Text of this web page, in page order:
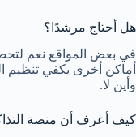
هل أحتاج مرشدًا؟
في بعض المواقع نعم
أماكن أخرى يكفي تنظيم
وأين لا.
كيف أعرف أن منصة